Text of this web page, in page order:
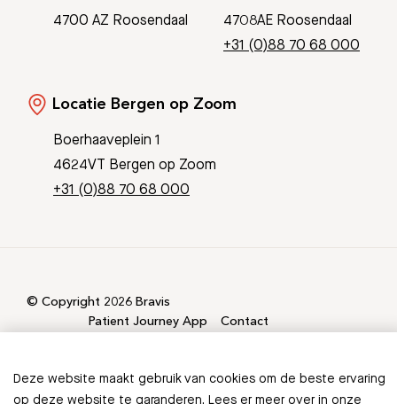
Deze website maakt gebruik van cookies om de beste ervaring
op deze website te garanderen. Lees er meer over in onze
4700 AZ Roosendaal
4708AE Roosendaal
+31 (0)88 70 68 000
Locatie Bergen op Zoom
Boerhaaveplein 1
4624VT Bergen op Zoom
+31 (0)88 70 68 000
© Copyright 2026 Bravis
Patient Journey App
Contact